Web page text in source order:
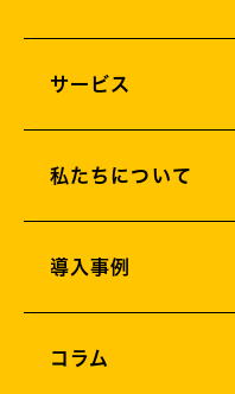
サービス
オフィスグリーンエネル
オフィスカメラソリュー
オフィス構築支援
AIサービスソリューショ
私たちについて
導入事例
コラム